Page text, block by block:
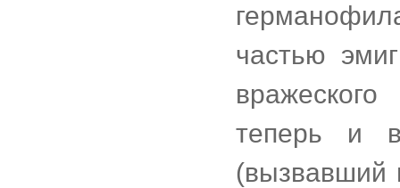
частью
теперь и
(вызвавший